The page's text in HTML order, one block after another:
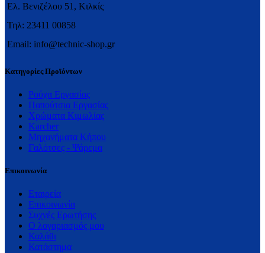
Ελ. Βενιζέλου 51, Κιλκίς
Τηλ: 23411 00858
Email: info@technic-shop.gr
Κατηγορίες Προϊόντων
Ρούχα Εργασίας
Παπούτσια Εργασίας
Χρώματα Κιμωλίας
Karcher
Μηχανήματα Κήπου
Γαλότσες - Ψάρεμα
Επικοινωνία
Εταιρεία
Επικοινωνία
Συχνές Ερωτήσης
Ο λογαριασμός μου
Καλάθι
Κατάστημα